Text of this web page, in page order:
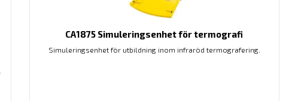
CA1875 Simuleringsenhet för termografi
Simuleringsenhet för utbildning inom infraröd termografering.